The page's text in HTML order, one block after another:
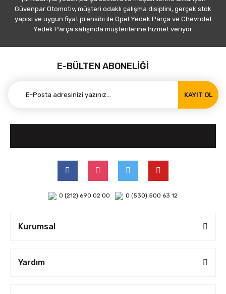
Güvenpar Otomotiv, müşteri odaklı çalışma disiplini, gerçek stok
yapısı ve uygun fiyat prensibi ile Opel Yedek Parça ve Chevrolet
Yedek Parça satışında müşterilerine hizmet veriyor.
E-BÜLTEN ABONELİĞİ
KAYIT OL
0 (212) 690 02 00 0 (530) 500 63 12
Kurumsal
Yardım